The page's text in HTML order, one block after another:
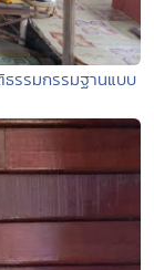
รรมกรรมฐานแบบ